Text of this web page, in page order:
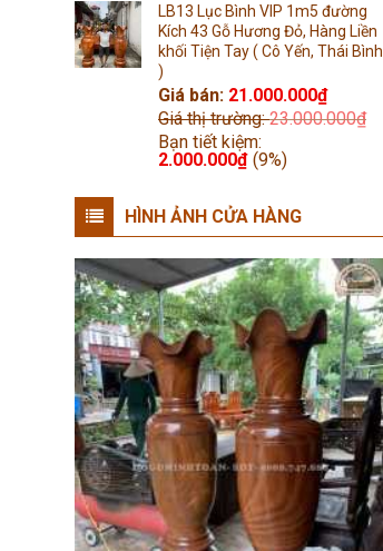
LB13 Lục Bình VIP 1m5 đường
Kích 43 Gỗ Hương Đỏ, Hàng Liền
khối Tiện Tay ( Cô Yến, Thái Bình
)
Giá bán: 21.000.000₫
Giá thị trường:23.000.000₫
Bạn tiết kiệm:
2.000.000₫ (9%)
HÌNH ẢNH CỬA HÀNG